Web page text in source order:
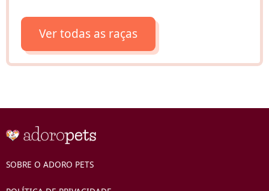
Ver todas as raças
SOBRE O ADORO PETS